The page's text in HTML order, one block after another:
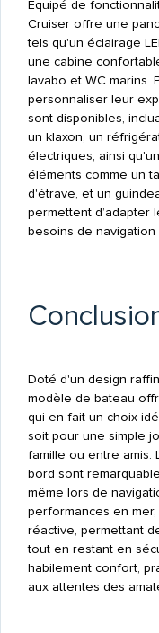
Équipé de
Cruiser offre une
tels qu'un éclairage
une cabine
lavabo et WC marins.
personnaliser leur
sont disponibles,
un klaxon, un
électriques, ainsi qu'un
éléments comme un
d'étrave, et un
permettent d’adapter
besoins de
Doté d'un design
modèle de bateau
qui en fait un choix
soit pour une simple
famille ou entre amis.
bord sont
même lors de
performances en
réactive, permettant
tout en restant en
habilement confort,
aux attentes des